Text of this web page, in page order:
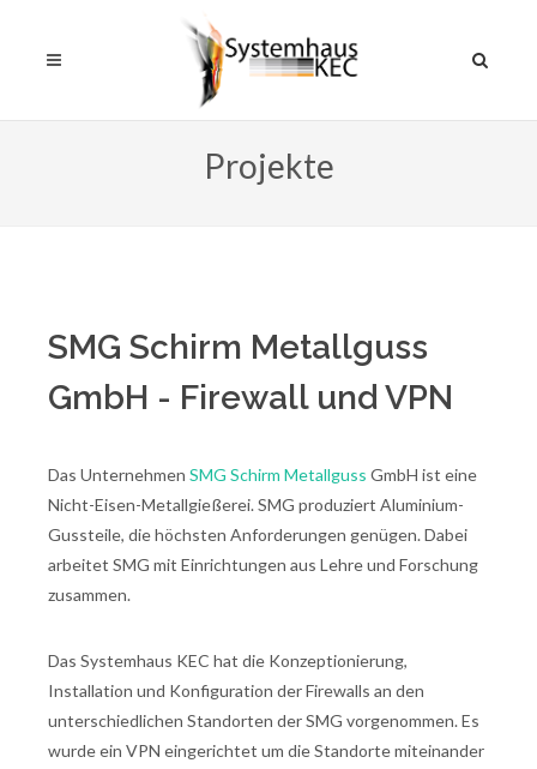
Projekte
SMG Schirm Metallguss
GmbH - Firewall und VPN
Das Unternehmen SMG Schirm Metallguss GmbH ist eine
Nicht-Eisen-Metallgießerei. SMG produziert Aluminium-
Gussteile, die höchsten Anforderungen genügen. Dabei
arbeitet SMG mit Einrichtungen aus Lehre und Forschung
zusammen.
Das Systemhaus KEC hat die Konzeptionierung,
Installation und Konfiguration der Firewalls an den
unterschiedlichen Standorten der SMG vorgenommen. Es
wurde ein VPN eingerichtet um die Standorte miteinander